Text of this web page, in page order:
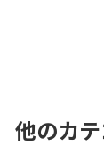
他のカ